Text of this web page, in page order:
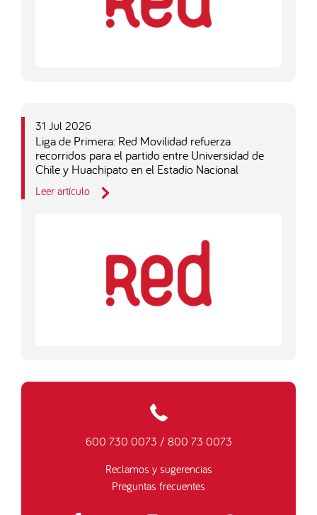
31 Jul 2026
Liga de Primera: Red Movilidad refuerza
recorridos para el partido entre Universidad de
Chile y Huachipato en el Estadio Nacional
Leer artículo
600 730 0073 / 800 73 0073
Reclamos y sugerencias
Preguntas frecuentes